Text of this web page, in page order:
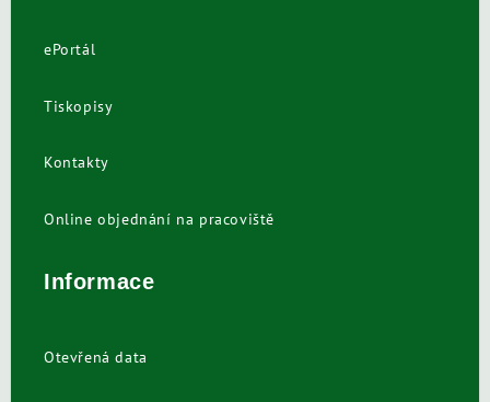
ePortál
Tiskopisy
Kontakty
Online objednání na pracoviště
Informace
Otevřená data